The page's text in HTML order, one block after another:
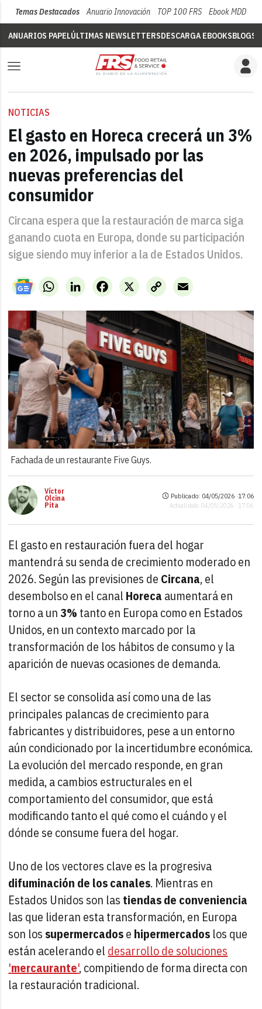
Temas Destacados Anuario Innovación TOP 100 FRS Ebook MDD
ANUARIOS PAPELÚLTIMAS NEWSLETTERSDESCARGA EBOOKSBLOGS
NOTICIAS
El gasto en Horeca crecerá un 3%
en 2026, impulsado por las
nuevas preferencias del
consumidor
Circana espera que la restauración de marca siga
ganando cuota en Europa, donde su participación
sigue siendo muy inferior a la de Estados Unidos.
WhatsAppLinkedIn X
Facebook
Copy
Link
Email
Fachada de un restaurante Five Guys.
Víctor
Olcina
Pita
Publicado: 04/05/2026 ·17:06
Actualizado: 04/05/2026 · 17:06
El gasto en restauración fuera del hogar
mantendrá su senda de crecimiento moderado en
2026. Según las previsiones de Circana, el
desembolso en el canal Horeca aumentará en
torno a un3% tanto en Europa como en Estados
Unidos, en un contexto marcado por la
transformación de los hábitos de consumo y la
aparición de nuevas ocasiones de demanda.
El sector se consolida así como una de las
principales palancas de crecimiento para
fabricantes y distribuidores, pese a un entorno
aún condicionado por la incertidumbre económica.
La evolución del mercado responde, en gran
medida, a cambios estructurales en el
comportamiento del consumidor, que está
modificando tanto el qué como el cuándo y el
dónde se consume fuera del hogar.
Uno de los vectores clave es la progresiva
difuminación de los canales. Mientras en
Estados Unidos son las tiendas de conveniencia
las que lideran esta transformación, en Europa
son los supermercadose hipermercados los que
están acelerando el desarrollo de soluciones
'mercaurante', compitiendo de forma directa con
la restauración tradicional.